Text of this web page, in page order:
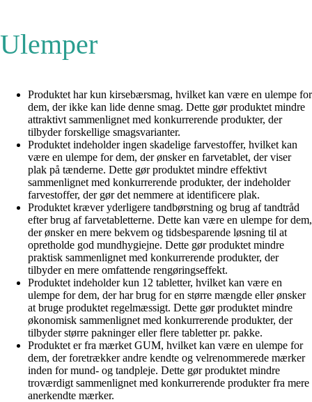
Ulemper
Produktet har kun kirsebærsmag, hvilket kan være en ulempe for
dem, der ikke kan lide denne smag. Dette gør produktet mindre
attraktivt sammenlignet med konkurrerende produkter, der
tilbyder forskellige smagsvarianter.
Produktet indeholder ingen skadelige farvestoffer, hvilket kan
være en ulempe for dem, der ønsker en farvetablet, der viser
plak på tænderne. Dette gør produktet mindre effektivt
sammenlignet med konkurrerende produkter, der indeholder
farvestoffer, der gør det nemmere at identificere plak.
Produktet kræver yderligere tandbørstning og brug af tandtråd
efter brug af farvetabletterne. Dette kan være en ulempe for dem,
der ønsker en mere bekvem og tidsbesparende løsning til at
opretholde god mundhygiejne. Dette gør produktet mindre
praktisk sammenlignet med konkurrerende produkter, der
tilbyder en mere omfattende rengøringseffekt.
Produktet indeholder kun 12 tabletter, hvilket kan være en
ulempe for dem, der har brug for en større mængde eller ønsker
at bruge produktet regelmæssigt. Dette gør produktet mindre
økonomisk sammenlignet med konkurrerende produkter, der
tilbyder større pakninger eller flere tabletter pr. pakke.
Produktet er fra mærket GUM, hvilket kan være en ulempe for
dem, der foretrækker andre kendte og velrenommerede mærker
inden for mund- og tandpleje. Dette gør produktet mindre
troværdigt sammenlignet med konkurrerende produkter fra mere
anerkendte mærker.